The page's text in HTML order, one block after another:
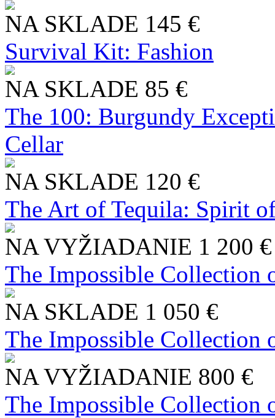
NA SKLADE 145 €
Survival Kit: Fashion
NA SKLADE 85 €
The 100: Burgundy
Cellar
NA SKLADE 120 €
The Art of Tequila: Spirit
NA VYŽIADANIE 1 200 €
The Impossible Collection
NA SKLADE 1 050 €
The Impossible Collection
NA VYŽIADANIE 800 €
The Impossible Collection